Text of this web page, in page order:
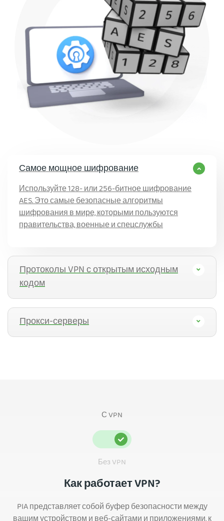
Самое мощное шифрование
Используйте 128- или 256-битное шифрование
AES. Это самые безопасные алгоритмы
шифрования в мире, которыми пользуются
правительства, военные и спецслужбы
Протоколы VPN с открытым исходным
кодом
Прокси-серверы
Как работает VPN?
PIA представляет собой буфер безопасности между
Без VPN
С VPN